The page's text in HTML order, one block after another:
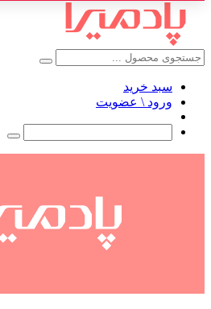
سبد خرید
ورود \ عضویت